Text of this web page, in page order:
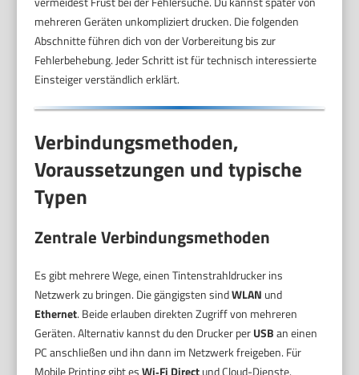
mehreren Geräten unkompliziert drucken. Die folgenden
Abschnitte führen dich von der Vorbereitung bis zur
Fehlerbehebung. Jeder Schritt ist für technisch interessierte
Einsteiger verständlich erklärt.
Verbindungsmethoden,
Voraussetzungen und typische
Typen
Zentrale Verbindungsmethoden
Es gibt mehrere Wege, einen Tintenstrahldrucker ins
Netzwerk zu bringen. Die gängigsten sindWLAN und
Ethernet. Beide erlauben direkten Zugriff von mehreren
Geräten. Alternativ kannst du den Drucker perUSBan einen
PC anschließen und ihn dann im Netzwerk freigeben. Für
Mobile Printing gibt esWi‑Fi Directund Cloud-Dienste.